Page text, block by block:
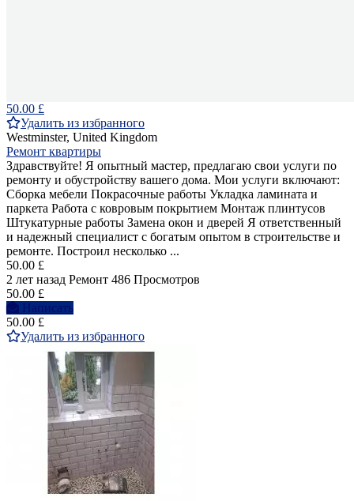
50.00 £
Удалить из избранного
Westminster, United Kingdom
Ремонт квартиры
Здравствуйте! Я опытный мастер, предлагаю свои услуги по
ремонту и обустройству вашего дома. Мои услуги включают:
Сборка мебели Покрасочные работы Укладка ламината и
паркета Работа с ковровым покрытием Монтаж плинтусов
Штукатурные работы Замена окон и дверей Я ответственный
и надежный специалист с богатым опытом в строительстве и
ремонте. Построил несколько ...
50.00 £
2 лет назад Ремонт 486 Просмотров
50.00 £
Написать
50.00 £
Удалить из избранного